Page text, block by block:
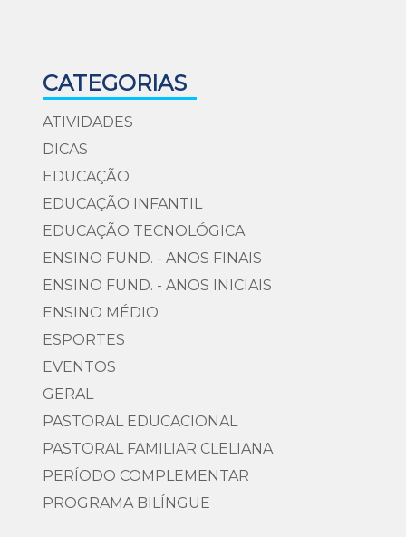
CATEGORIAS
ATIVIDADES
DICAS
EDUCAÇÃO
EDUCAÇÃO INFANTIL
EDUCAÇÃO TECNOLÓGICA
ENSINO FUND. - ANOS FINAIS
ENSINO FUND. - ANOS INICIAIS
ENSINO MÉDIO
ESPORTES
EVENTOS
GERAL
PASTORAL EDUCACIONAL
PASTORAL FAMILIAR CLELIANA
PERÍODO COMPLEMENTAR
PROGRAMA BILÍNGUE